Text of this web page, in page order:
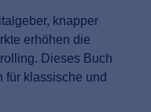
knapper
erhöhen die
Dieses Buch
für klassische und